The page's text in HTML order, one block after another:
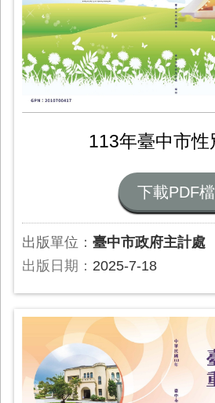
113年臺中市性
下載PDF檔
出版單位： 臺中市政府主計處
出版日期： 2025-7-18